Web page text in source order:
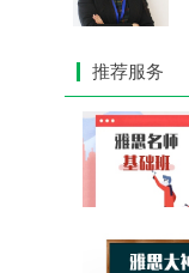
推荐服务